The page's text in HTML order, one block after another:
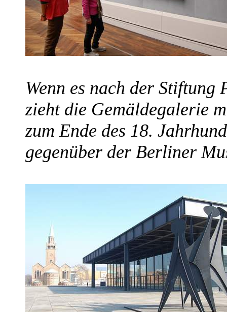
Wenn es nach der
zieht die Gemäldegalerie
zum Ende des 18.
gegenüber der Berliner